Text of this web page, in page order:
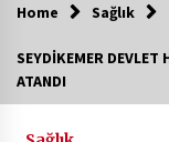
Yeni
Home Sağlık
SEYDİKEMER DEVLET
ATANDI